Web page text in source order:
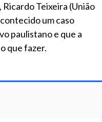
Teixeira (União
um caso
paulistano e que a
que fazer.